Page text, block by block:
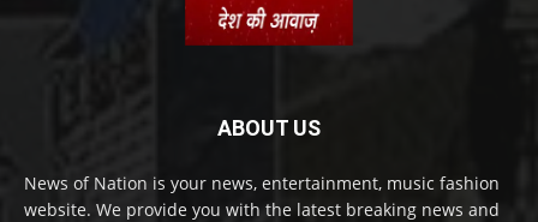
ABOUT US
News of Nation is your news, entertainment, music fashion
website. We provide you with the latest breaking news and